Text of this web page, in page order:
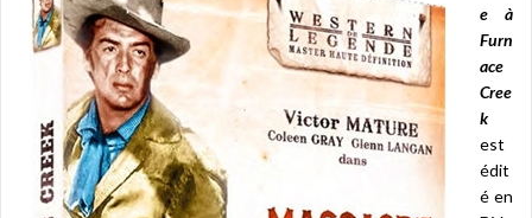
e à
Furn
ace
Cree
k
est
édit
é en